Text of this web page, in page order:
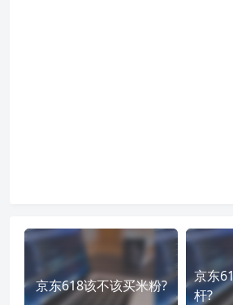
京东618该不该买米粉?
京东
杆?